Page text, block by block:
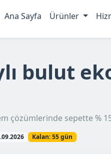
Ana Sayfa Ürünler
bulut
çözümlerinde sepette %
Kalan: 55 gün